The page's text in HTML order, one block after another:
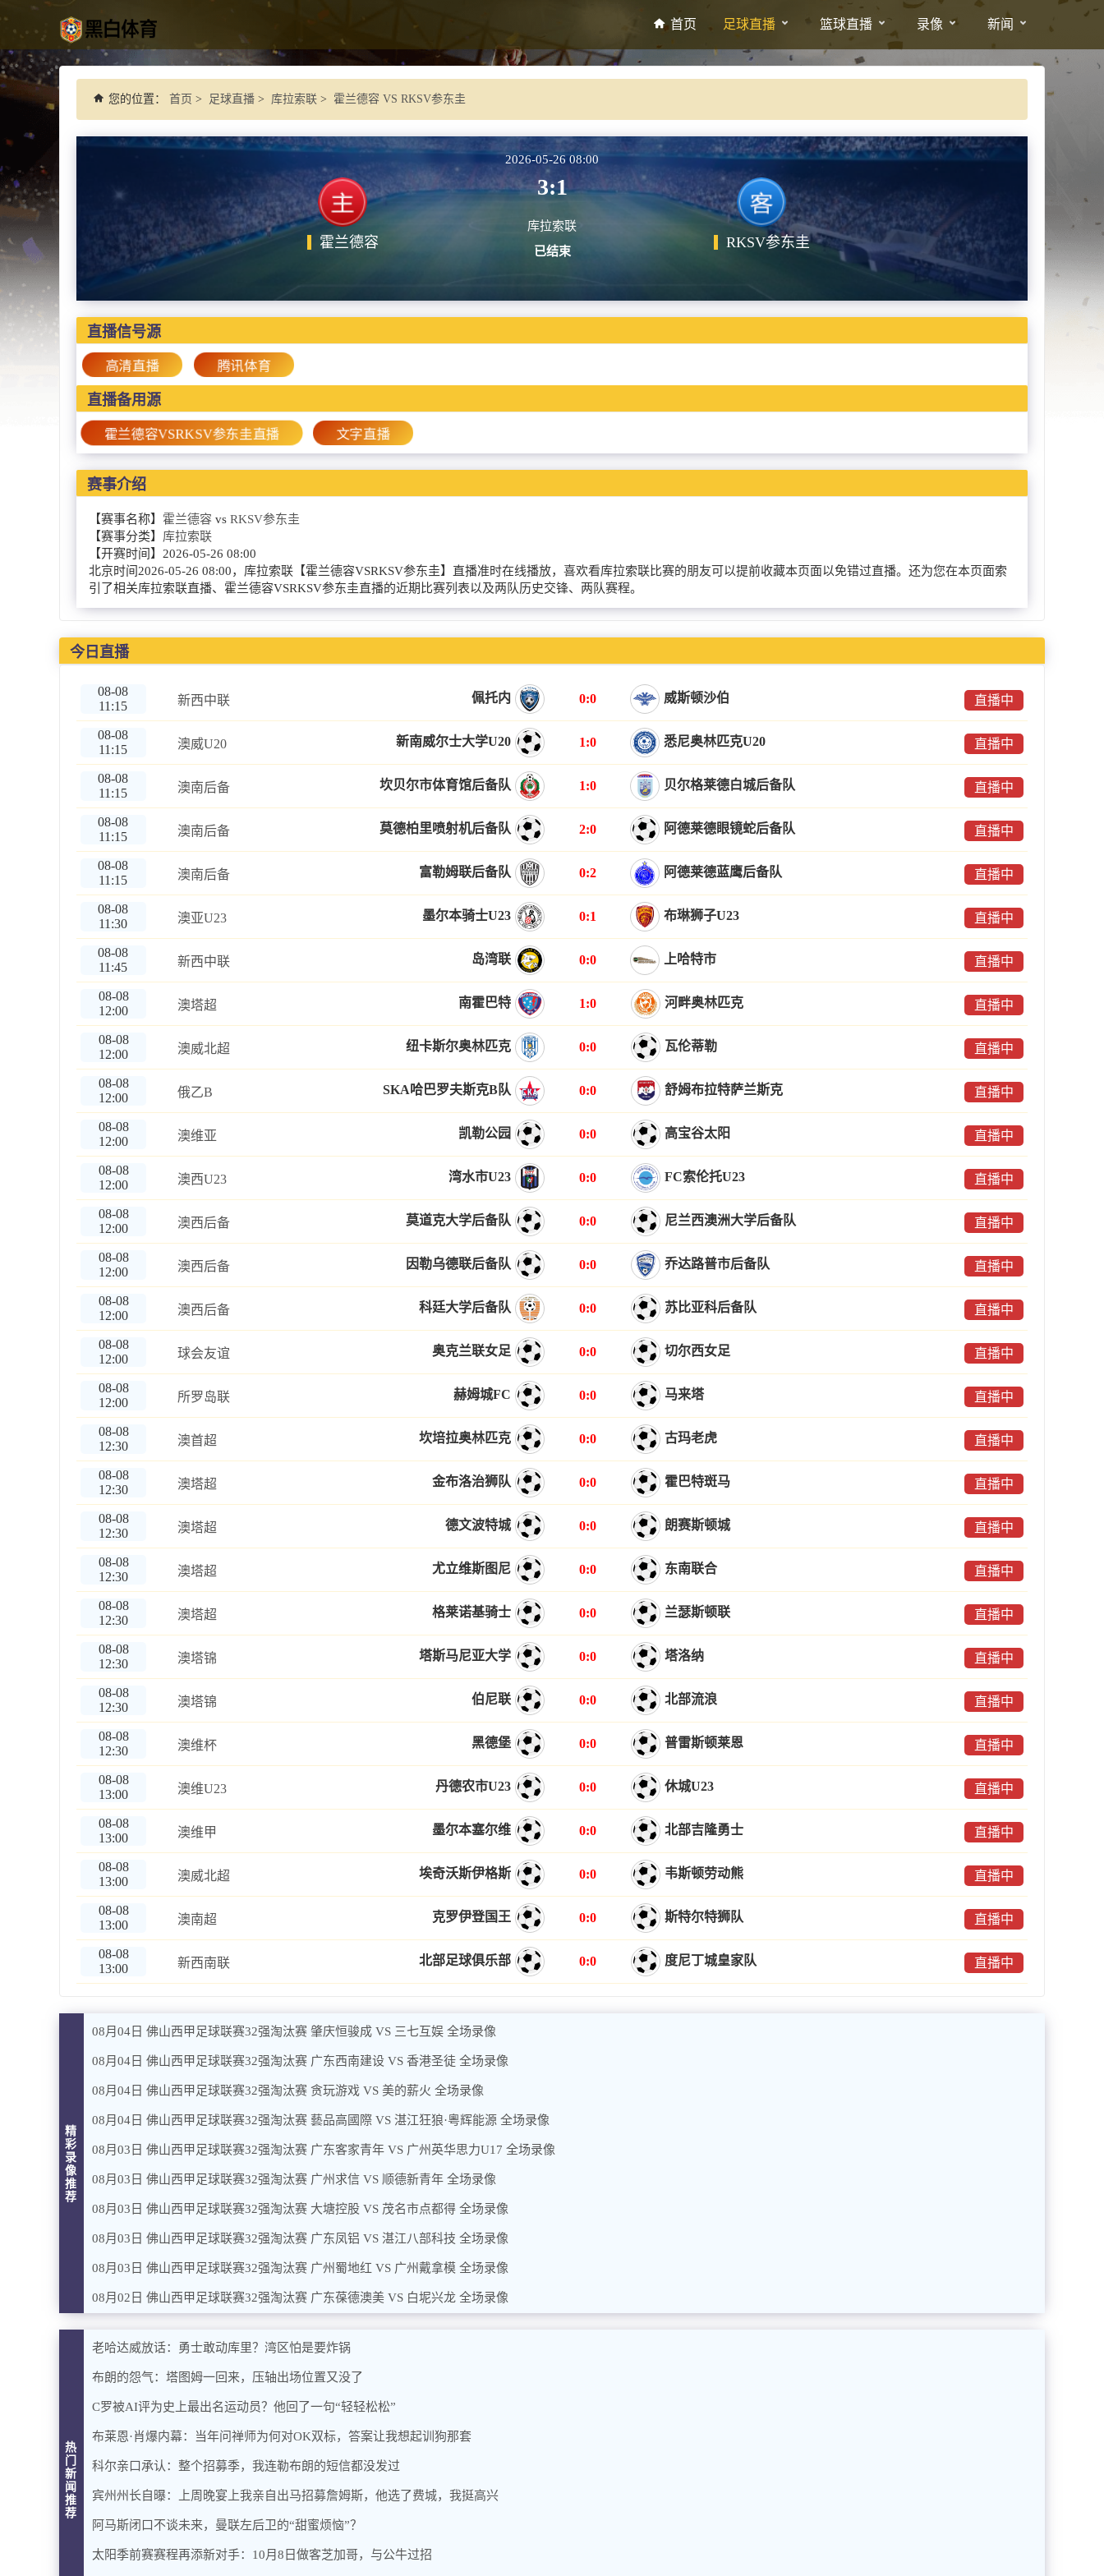
首页 足球直播 篮球直播 录像 新闻
您的位置： 首页 > 足球直播 > 库拉索联 > 霍兰德容 VS RKSV参东圭
霍兰德容
2026-05-26 08:00
3:1
库拉索联
已结束
RKSV参东圭
直播信号源
高清直播 腾讯体育
直播备用源
霍兰德容VSRKSV参东圭直播 文字直播
赛事介绍
【赛事名称】 霍兰德容 vs RKSV参东圭
【赛事分类】 库拉索联
【开赛时间】 2026-05-26 08:00
北京时间2026-05-26 08:00，库拉索联【霍兰德容VSRKSV参东圭】直播准时在线播放，喜欢看库拉索联比赛的朋友可以提前收藏本页面以免错过直播。还为您在本页面索
引了相关库拉索联直播、霍兰德容VSRKSV参东圭直播的近期比赛列表以及两队历史交锋、两队赛程。
今日直播
08-08
11:15
新西中联 佩托内 0:0 威斯顿沙伯 直播中
08-08
11:15
澳威U20 新南威尔士大学U20 1:0 悉尼奥林匹克U20 直播中
08-08
11:15
澳南后备 坎贝尔市体育馆后备队 1:0 贝尔格莱德白城后备队 直播中
08-08
11:15
澳南后备 莫德柏里喷射机后备队 2:0 阿德莱德眼镜蛇后备队 直播中
08-08
11:15
澳南后备 富勒姆联后备队 0:2 阿德莱德蓝鹰后备队 直播中
08-08
11:30
澳亚U23 墨尔本骑士U23 0:1 布琳狮子U23 直播中
08-08
11:45
新西中联 岛湾联 0:0 上哈特市 直播中
08-08
12:00
澳塔超 南霍巴特 1:0 河畔奥林匹克 直播中
08-08
12:00
澳威北超 纽卡斯尔奥林匹克 0:0 瓦伦蒂勒 直播中
08-08
12:00
俄乙B SKA哈巴罗夫斯克B队 0:0 舒姆布拉特萨兰斯克 直播中
08-08
12:00
澳维亚 凯勒公园 0:0 高宝谷太阳 直播中
08-08
12:00
澳西U23 湾水市U23 0:0 FC索伦托U23 直播中
08-08
12:00
澳西后备 莫道克大学后备队 0:0 尼兰西澳洲大学后备队 直播中
08-08
12:00
澳西后备 因勒乌德联后备队 0:0 乔达路普市后备队 直播中
08-08
12:00
澳西后备 科廷大学后备队 0:0 苏比亚科后备队 直播中
08-08
12:00
球会友谊 奥克兰联女足 0:0 切尔西女足 直播中
08-08
12:00
所罗岛联 赫姆城FC 0:0 马来塔 直播中
08-08
12:30
澳首超 坎培拉奥林匹克 0:0 古玛老虎 直播中
08-08
12:30
澳塔超 金布洛治狮队 0:0 霍巴特斑马 直播中
08-08
12:30
澳塔超 德文波特城 0:0 朗赛斯顿城 直播中
08-08
12:30
澳塔超 尤立维斯图尼 0:0 东南联合 直播中
08-08
12:30
澳塔超 格莱诺基骑士 0:0 兰瑟斯顿联 直播中
08-08
12:30
澳塔锦 塔斯马尼亚大学 0:0 塔洛纳 直播中
08-08
12:30
澳塔锦 伯尼联 0:0 北部流浪 直播中
08-08
12:30
澳维杯 黑德堡 0:0 普雷斯顿莱恩 直播中
08-08
13:00
澳维U23 丹德农市U23 0:0 休城U23 直播中
08-08
13:00
澳维甲 墨尔本塞尔维 0:0 北部吉隆勇士 直播中
08-08
13:00
澳威北超 埃奇沃斯伊格斯 0:0 韦斯顿劳动熊 直播中
08-08
13:00
澳南超 克罗伊登国王 0:0 斯特尔特狮队 直播中
08-08
13:00
新西南联 北部足球俱乐部 0:0 度尼丁城皇家队 直播中
精
彩
录
像
推
荐
08月04日 佛山西甲足球联赛32强淘汰赛 肇庆恒骏成 VS 三七互娱 全场录像
08月04日 佛山西甲足球联赛32强淘汰赛 广东西南建设 VS 香港圣徒 全场录像
08月04日 佛山西甲足球联赛32强淘汰赛 贪玩游戏 VS 美的薪火 全场录像
08月04日 佛山西甲足球联赛32强淘汰赛 藝品高國際 VS 湛江狂狼·粵辉能源 全场录像
08月03日 佛山西甲足球联赛32强淘汰赛 广东客家青年 VS 广州英华思力U17 全场录像
08月03日 佛山西甲足球联赛32强淘汰赛 广州求信 VS 顺德新青年 全场录像
08月03日 佛山西甲足球联赛32强淘汰赛 大塘控股 VS 茂名市点都得 全场录像
08月03日 佛山西甲足球联赛32强淘汰赛 广东凤铝 VS 湛江八部科技 全场录像
08月03日 佛山西甲足球联赛32强淘汰赛 广州蜀地红 VS 广州戴拿模 全场录像
08月02日 佛山西甲足球联赛32强淘汰赛 广东葆德澳美 VS 白坭兴龙 全场录像
热
门
新
闻
推
荐
老哈达威放话：勇士敢动库里？湾区怕是要炸锅
布朗的怨气：塔图姆一回来，压轴出场位置又没了
C罗被AI评为史上最出名运动员？他回了一句“轻轻松松”
布莱恩·肖爆内幕：当年问禅师为何对OK双标，答案让我想起训狗那套
科尔亲口承认：整个招募季，我连勒布朗的短信都没发过
宾州州长自曝：上周晚宴上我亲自出马招募詹姆斯，他选了费城，我挺高兴
阿马斯闭口不谈未来，曼联左后卫的“甜蜜烦恼”？
太阳季前赛赛程再添新对手：10月8日做客芝加哥，与公牛过招